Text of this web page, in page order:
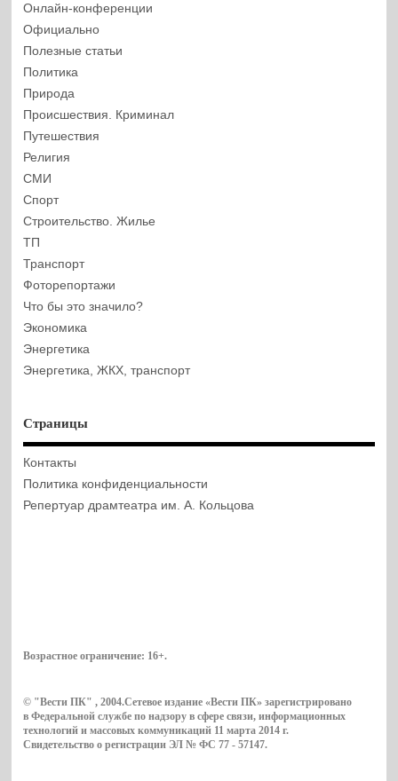
Онлайн-конференции
Официально
Полезные статьи
Политика
Природа
Происшествия. Криминал
Путешествия
Религия
СМИ
Спорт
Строительство. Жилье
ТП
Транспорт
Фоторепортажи
Что бы это значило?
Экономика
Энергетика
Энергетика, ЖКХ, транспорт
Страницы
Контакты
Политика конфиденциальности
Репертуар драмтеатра им. А. Кольцова
Возрастное ограничение: 16+.
© "Вести ПК" , 2004.Сетевое издание «Вести ПК» зарегистрировано
в Федеральной службе по надзору в сфере связи, информационных
технологий и массовых коммуникаций 11 марта 2014 г.
Свидетельство о регистрации ЭЛ № ФС 77 - 57147.